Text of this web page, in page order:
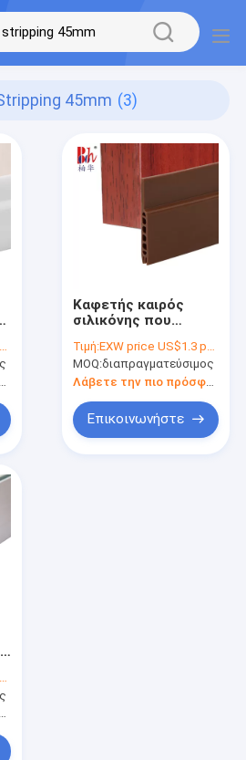
45mm (3)
Καφετής καιρός
σιλικόνης που
αυτοκόλλητη
λουρίδα σφραγίδων
σιλικόνης για τα
παράθυρα
Τιμή:EXW price US$1.3 per piece
MOQ:διαπραγματεύσιμος
Επικοινωνήστε